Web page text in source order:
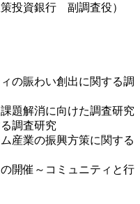
投資銀行 副調査役）
の賑わい創出に関する調
題解消に向けた調査研究
調査研究
産業の振興方策に関する
開催～コミュニティと行